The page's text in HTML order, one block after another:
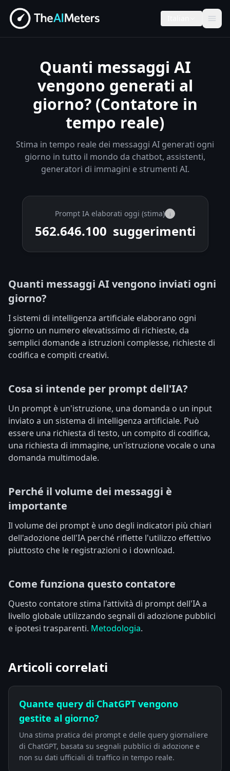
Quanti messaggi AI
vengono generati al
giorno? (Contatore in
tempo reale)
Stima in tempo reale dei messaggi AI generati ogni
giorno in tutto il mondo da chatbot, assistenti,
generatori di immagini e strumenti AI.
Prompt IA elaborati oggi (stima) i
562.652.350 suggerimenti
Quanti messaggi AI vengono inviati ogni
giorno?
I sistemi di intelligenza artificiale elaborano ogni
giorno un numero elevatissimo di richieste, da
semplici domande a istruzioni complesse, richieste di
codifica e compiti creativi.
Cosa si intende per prompt dell'IA?
Un prompt è un'istruzione, una domanda o un input
inviato a un sistema di intelligenza artificiale. Può
essere una richiesta di testo, un compito di codifica,
una richiesta di immagine, un'istruzione vocale o una
domanda multimodale.
Perché il volume dei messaggi è
importante
Il volume dei prompt è uno degli indicatori più chiari
dell'adozione dell'IA perché riflette l'utilizzo effettivo
piuttosto che le registrazioni o i download.
Come funziona questo contatore
Questo contatore stima l'attività di prompt dell'IA a
livello globale utilizzando segnali di adozione pubblici
e ipotesi trasparenti. Metodologia.
Articoli correlati
Quante query di ChatGPT vengono
gestite al giorno?
Una stima pratica dei prompt e delle query giornaliere
di ChatGPT, basata su segnali pubblici di adozione e
non su dati ufficiali di traffico in tempo reale.